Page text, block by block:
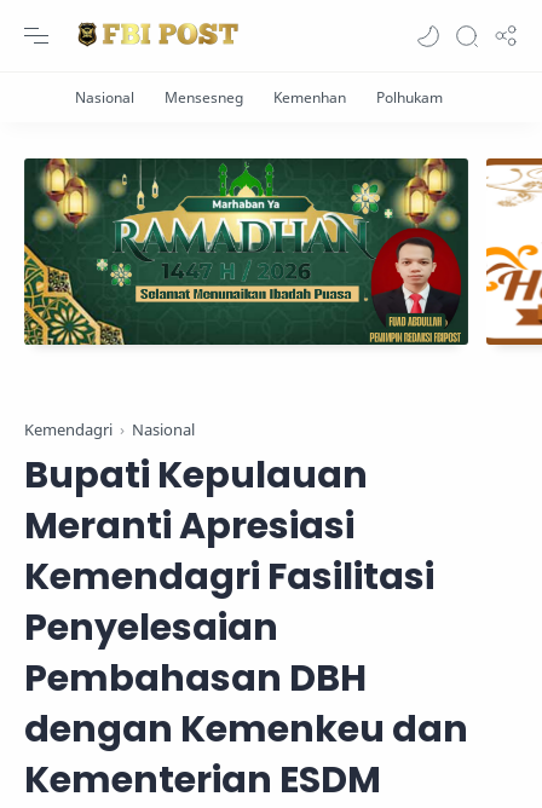
Kemendagri Nasional
Bupati Kepulauan
Meranti Apresiasi
Kemendagri Fasilitasi
Penyelesaian
Pembahasan DBH
dengan Kemenkeu dan
Kementerian ESDM